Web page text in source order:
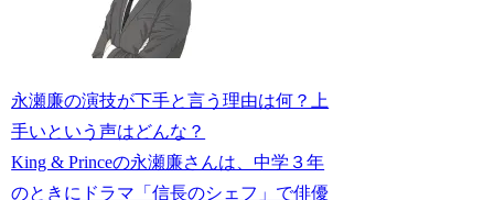
永瀬廉の演技が下手と言う理由は何？上
手いという声はどんな？
King & Princeの永瀬廉さんは、中学３年
のときにドラマ「信長のシェフ」で俳優